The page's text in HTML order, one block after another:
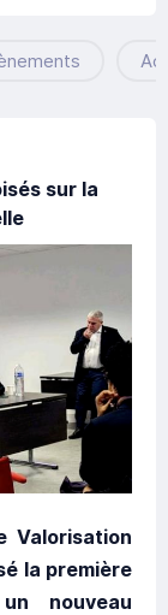
sur la
Valorisation
la première
nouveau